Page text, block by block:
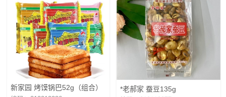
新家园 烤馍锅巴52g（组合） *老郝家 蚕豆135g